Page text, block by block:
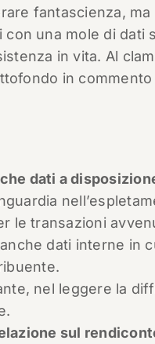
fantascienza,
una mole di dati
in vita. Al
in
dati a
le transazioni
dati interne in
nel leggere la
sul